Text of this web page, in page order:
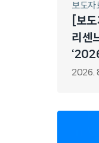
보도자
[보
리센
위한
2026.